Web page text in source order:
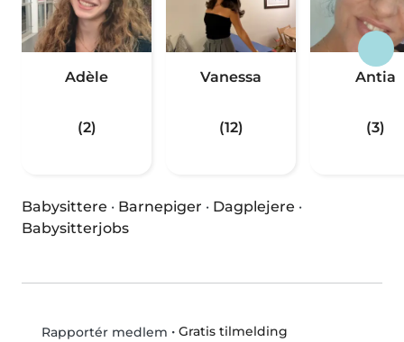
Adèle
(2)
Vanessa
(12)
Antia
(3)
Babysittere · Barnepiger · Dagplejere ·
Babysitterjobs
Rapportér medlem • Gratis tilmelding